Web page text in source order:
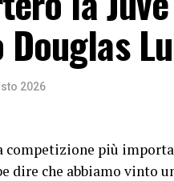
2026
più
dire che abbiamo vinto